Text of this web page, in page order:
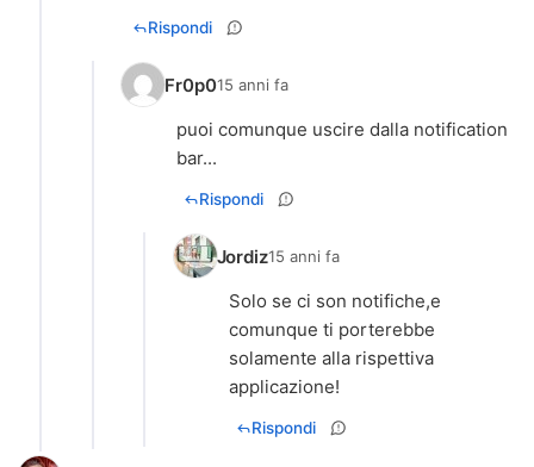
Rispondi
Fr0p015 anni fa
puoi comunque uscire dalla notification
bar...
Rispondi
Jordiz15 anni fa
Solo se ci son notifiche,e
comunque ti porterebbe
solamente alla rispettiva
applicazione!
Rispondi